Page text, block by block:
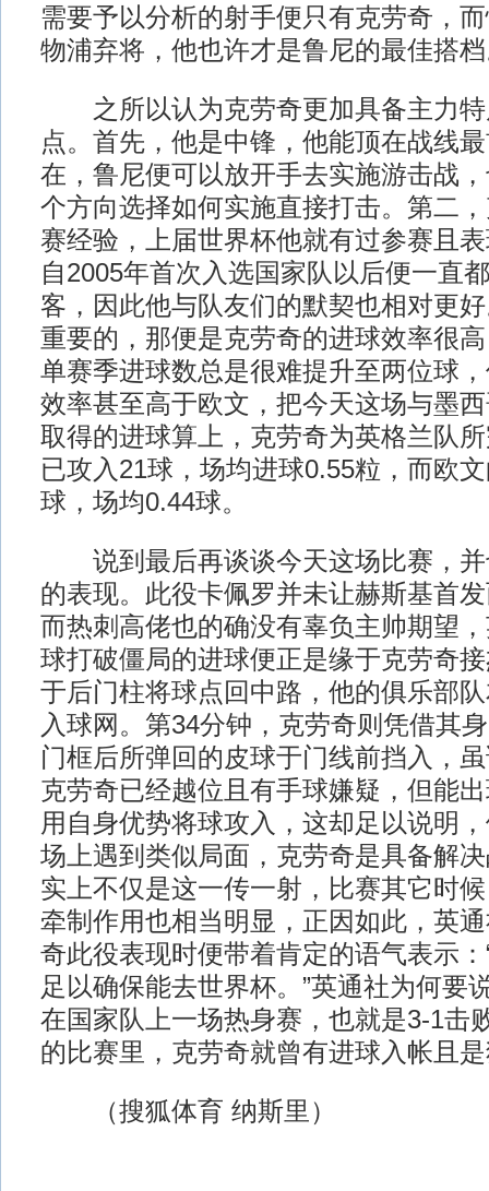
需要予以分析的射手便只有克劳奇，
物浦弃将，他也许才是鲁尼的最佳搭
之所以认为克劳奇更加具备主力特
点。首先，他是中锋，他能顶在战线
在，鲁尼便可以放开手去实施游击战
个方向选择如何实施直接打击。第二
赛经验，上届世界杯他就有过参赛且
自2005年首次入选国家队以后便一直
客，因此他与队友们的默契也相对更
重要的，那便是克劳奇的进球效率很
单赛季进球数总是很难提升至两位球
效率甚至高于欧文，把今天这场与墨
取得的进球算上，克劳奇为英格兰队
已攻入21球，场均进球0.55粒，而欧
球，场均0.44球。
说到最后再谈谈今天这场比赛，并
的表现。此役卡佩罗并未让赫斯基首
而热刺高佬也的确没有辜负主帅期望
球打破僵局的进球便正是缘于克劳奇
于后门柱将球点回中路，他的俱乐部
入球网。第34分钟，克劳奇则凭借其
门框后所弹回的皮球于门线前挡入，
克劳奇已经越位且有手球嫌疑，但能
用自身优势将球攻入，这却足以说明
场上遇到类似局面，克劳奇是具备解
实上不仅是这一传一射，比赛其它时
牵制作用也相当明显，正因如此，英
奇此役表现时便带着肯定的语气表示
足以确保能去世界杯。”英通社为何要
在国家队上一场热身赛，也就是3-1击
的比赛里，克劳奇就曾有进球入帐且
（搜狐体育 纳斯里）